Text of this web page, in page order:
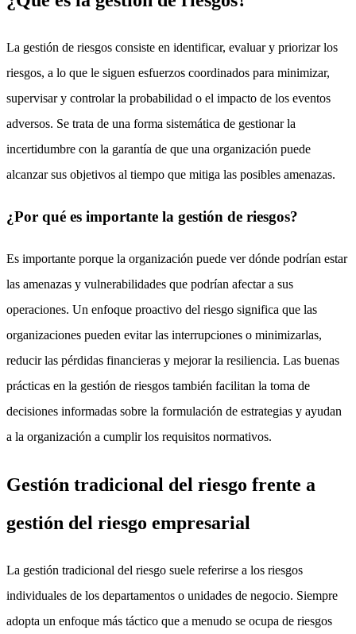
La gestión de riesgos consiste en identificar, evaluar y priorizar los
riesgos, a lo que le siguen esfuerzos coordinados para minimizar,
supervisar y controlar la probabilidad o el impacto de los eventos
adversos. Se trata de una forma sistemática de gestionar la
incertidumbre con la garantía de que una organización puede
alcanzar sus objetivos al tiempo que mitiga las posibles amenazas.
¿Por qué es importante la gestión de riesgos?
Es importante porque la organización puede ver dónde podrían estar
las amenazas y vulnerabilidades que podrían afectar a sus
operaciones. Un enfoque proactivo del riesgo significa que las
organizaciones pueden evitar las interrupciones o minimizarlas,
reducir las pérdidas financieras y mejorar la resiliencia. Las buenas
prácticas en la gestión de riesgos también facilitan la toma de
decisiones informadas sobre la formulación de estrategias y ayudan
a la organización a cumplir los requisitos normativos.
Gestión tradicional del riesgo frente a
gestión del riesgo empresarial
La gestión tradicional del riesgo suele referirse a los riesgos
individuales de los departamentos o unidades de negocio. Siempre
adopta un enfoque más táctico que a menudo se ocupa de riesgos